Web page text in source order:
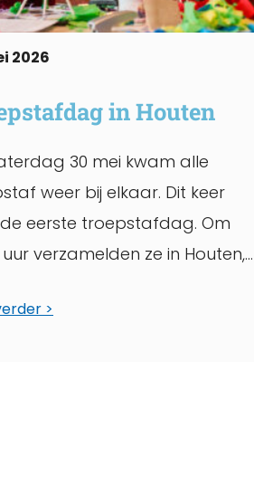
2026
in Houten
30 mei kwam alle
weer bij elkaar. Dit keer
eerste troepstafdag. Om
uur verzamelden ze in Houten,